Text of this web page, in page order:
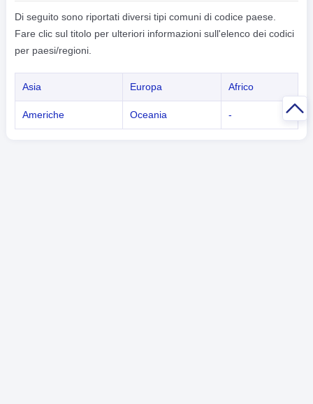
Di seguito sono riportati diversi tipi comuni di codice paese.
Fare clic sul titolo per ulteriori informazioni sull'elenco dei codici
per paesi/regioni.
Asia Europa Africo
Americhe Oceania -